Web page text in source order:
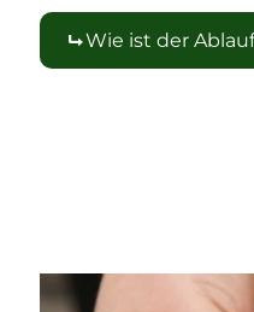
Wie ist der